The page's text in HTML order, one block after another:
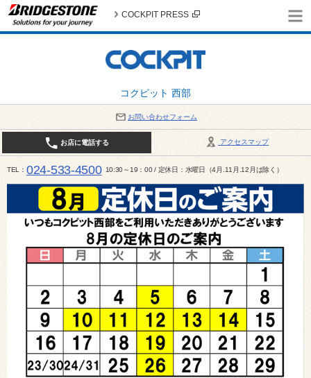
コクピット 西部
COCKPIT PRESS
お問い合わせフォーム
アクセスマップ
お店に電話する
TEL 024-533-4500 10:30～19：00 / 定休日：水曜日（4月.11月.12月